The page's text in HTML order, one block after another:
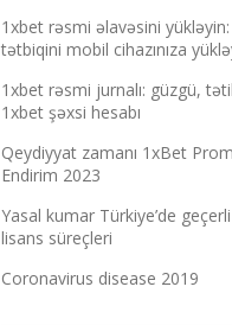
1xbet rəsmi əlavəsini
tətbiqini mobil cihazınıza
1xbet rəsmi jurnalı: güzgü,
1xbet şəxsi hesabı
Qeydiyyat zamanı 1xBet
Endirim 2023
Yasal kumar Türkiye’de
lisans süreçleri
Coronavirus disease 2019